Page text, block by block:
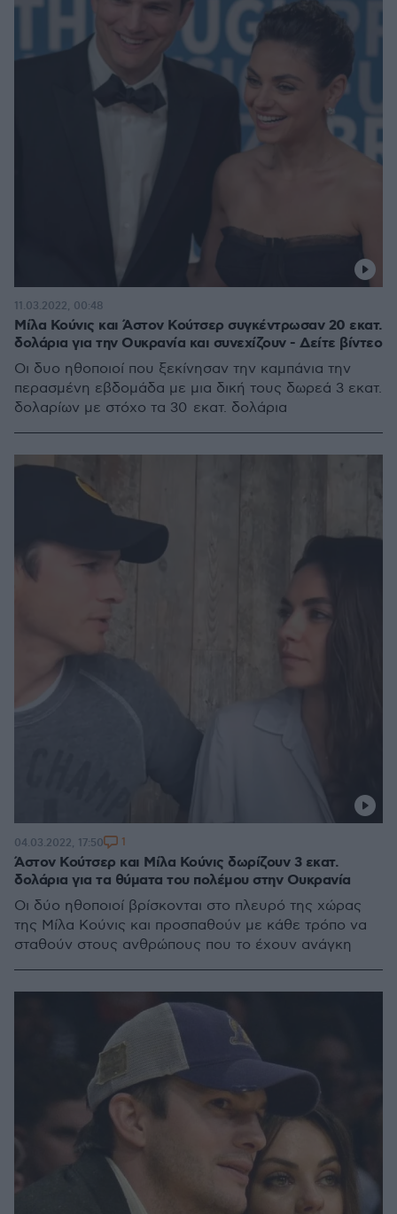
Μίλα Κούνις και Άστον Κούτσερ συγκέντρωσαν 20 εκατ.
δολάρια για την Ουκρανία και συνεχίζουν - Δείτε βίντεο
Οι δυο ηθοποιοί που ξεκίνησαν την καμπάνια την
περασμένη εβδομάδα με μια δική τους δωρεά 3 εκατ.
δολαρίων με στόχο τα 30 εκατ. δολάρια
11.03.2022, 00:48
Άστον Κούτσερ και Μίλα Κούνις δωρίζουν 3 εκατ.
δολάρια για τα θύματα του πολέμου στην Ουκρανία
Οι δύο ηθοποιοί βρίσκονται στο πλευρό της χώρας
της Μίλα Κούνις και προσπαθούν με κάθε τρόπο να
σταθούν στους ανθρώπους που το έχουν ανάγκη
04.03.2022, 17:50 1